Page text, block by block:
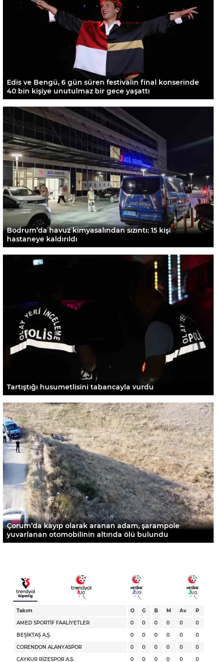
Edis ve Bengü, 6 gün süren festivalin final konserinde
40 bin kişiye unutulmaz bir gece yaşattı
Bodrum’da havuz kimyasalından sızıntı: 15 kişi
hastaneye kaldırıldı
Tartıştığı husumetlisini tabancayla vurdu
Çorum’da kayıp olarak aranan adam, şarampole
yuvarlanan otomobilinin altında ölü bulundu
Takım O G B M Av
P
AMED SPORTİF FAALİYETLER
0 0 0 0 0
0
BEŞİKTAŞ A.Ş.
0 0 0 0 0
0
CORENDON ALANYASPOR
0 0 0 0 0
0
ÇAYKUR RİZESPOR A.Ş.
0 0 0 0 0
0